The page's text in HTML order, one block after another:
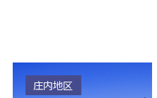
庄内地区